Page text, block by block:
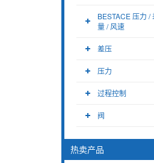
BESTACE 压力 /
量 / 风速
差压
压力
过程控制
阀
热卖产品